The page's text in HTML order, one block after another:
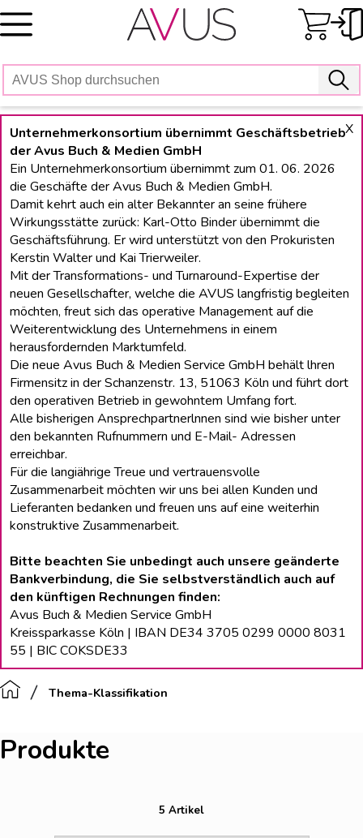
Skip
to
X
Unternehmerkonsortium übernimmt Geschäftsbetrieb
der Avus Buch & Medien GmbH
Ein Unternehmerkonsortium übernimmt zum 01. 06. 2026
die Geschäfte der Avus Buch & Medien GmbH.
Damit kehrt auch ein alter Bekannter an seine frühere
Wirkungsstätte zurück: Karl-Otto Binder übernimmt die
Geschäftsführung. Er wird unterstützt von den Prokuristen
Kerstin Walter und Kai Trierweiler.
Mit der Transformations- und Turnaround-Expertise der
neuen Gesellschafter, welche die AVUS langfristig begleiten
möchten, freut sich das operative Management auf die
Weiterentwicklung des Unternehmens in einem
herausfordernden Marktumfeld.
Die neue Avus Buch & Medien Service GmbH behält lhren
Firmensitz in der Schanzenstr. 13, 51063 Köln und führt dort
den operativen Betrieb in gewohntem Umfang fort.
Alle bisherigen Ansprechpartnerlnnen sind wie bisher unter
den bekannten Rufnummern und E-Mail- Adressen
erreichbar.
Für die langiährige Treue und vertrauensvolle
Zusammenarbeit möchten wir uns bei allen Kunden und
Lieferanten bedanken und freuen uns auf eine weiterhin
konstruktive Zusammenarbeit.
Bitte beachten Sie unbedingt auch unsere geänderte
Bankverbindung, die Sie selbstverständlich auch auf
den künftigen Rechnungen finden:
Avus Buch & Medien Service GmbH
Kreissparkasse Köln | IBAN DE34 3705 0299 0000 8031
55 | BIC COKSDE33
Thema-Klassifikation
Produkte
5 Artikel